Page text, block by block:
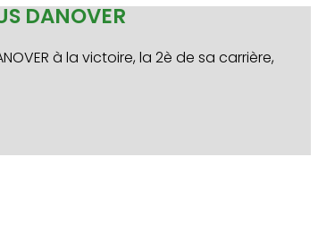
DANOVER
à la victoire, la 2è de sa carrière,